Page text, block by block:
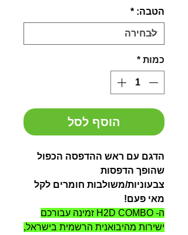
הטבה: *
כמות *
הוסף לסל
הדגם עם ראש ההדפסה הכפול
שהופך הדפסות
צבעוניות/משולבות חומרים לקל
מאי פעם!
ה- H2D COMBO זמינה עבורכם
ישירות מהיבואנית הרשמית בישראל,